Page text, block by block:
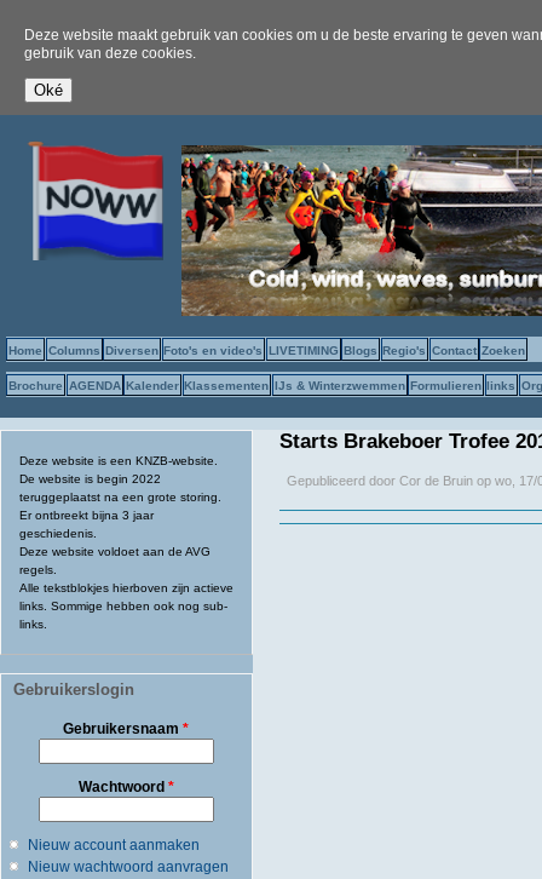
Deze website maakt gebruik van cookies om u de beste ervaring te geven
gebruik van deze cookies.
Home Columns Diversen Foto's en video's LIVETIMING Blogs Regio's Contact Zoeken
Brochure AGENDA Kalender Klassementen IJs & Winterzwemmen Formulieren links
Deze website is een KNZB-website.
De website is begin 2022
teruggeplaatst na een grote storing.
Er ontbreekt bijna 3 jaar
geschiedenis.
Deze website voldoet aan de AVG
regels.
Alle tekstblokjes hierboven zijn actieve
links. Sommige hebben ook nog sub-
links.
Gebruikerslogin
Gebruikersnaam*
Wachtwoord *
Nieuw account aanmaken
Nieuw wachtwoord aanvragen
Starts Brakeboer Trofee
Gepubliceerd door Cor de Bruinop wo, 17/